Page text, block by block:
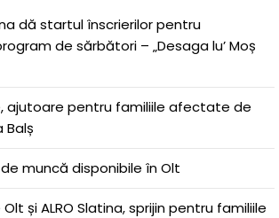
dă startul înscrierilor pentru
de sărbători – „Desaga lu’ Moș
ajutoare pentru familiile afectate de
Balș
muncă disponibile în Olt
și ALRO Slatina, sprijin pentru familiile